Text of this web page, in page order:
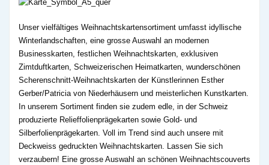
Unser vielfältiges Weihnachtskartensortiment umfasst idyllische
Winterlandschaften, eine grosse Auswahl an modernen
Businesskarten, festlichen Weihnachtskarten, exklusiven
Zimtduftkarten, Schweizerischen Heimatkarten, wunderschönen
Scherenschnitt-Weihnachtskarten der Künstlerinnen Esther
Gerber/Patricia von Niederhäusern und meisterlichen Kunstkarten.
In unserem Sortiment finden sie zudem edle, in der Schweiz
produzierte Relieffolienprägekarten sowie Gold- und
Silberfolienprägekarten. Voll im Trend sind auch unsere mit
Deckweiss gedruckten Weihnachtskarten. Lassen Sie sich
verzaubern! Eine grosse Auswahl an schönen Weihnachtscouverts